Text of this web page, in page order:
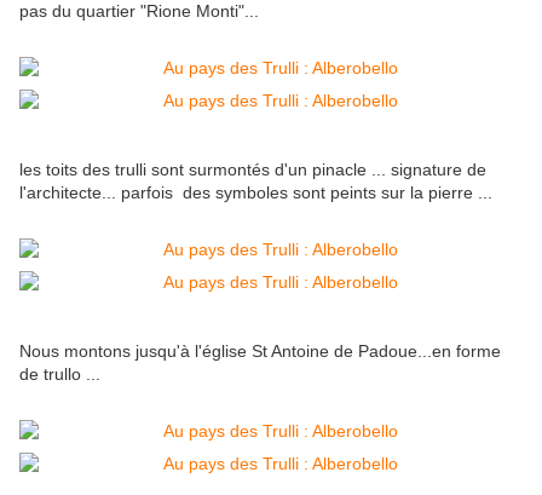
pas du quartier "Rione Monti"...
les toits des trulli sont surmontés d'un pinacle ... signature de
l'architecte... parfois des symboles sont peints sur la pierre ...
Nous montons jusqu'à l'église St Antoine de Padoue...en forme
de trullo ...